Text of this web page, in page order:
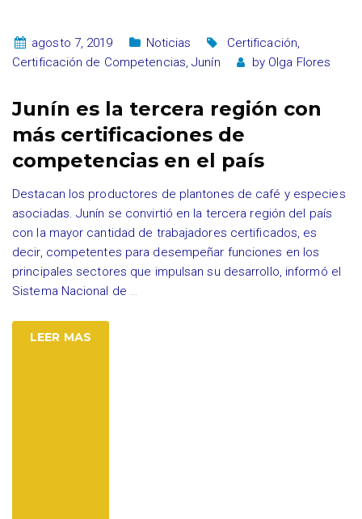
agosto 7, 2019 Noticias Certificación,
Certificación de Competencias,Junín by Olga Flores
Junín es la tercera región con
más certificaciones de
competencias en el país
Destacan los productores de plantones de café y especies
asociadas. Junín se convirtió en la tercera región del país
con la mayor cantidad de trabajadores certificados, es
decir, competentes para desempeñar funciones en los
principales sectores que impulsan su desarrollo, informó el
Sistema Nacional de …
LEER MAS